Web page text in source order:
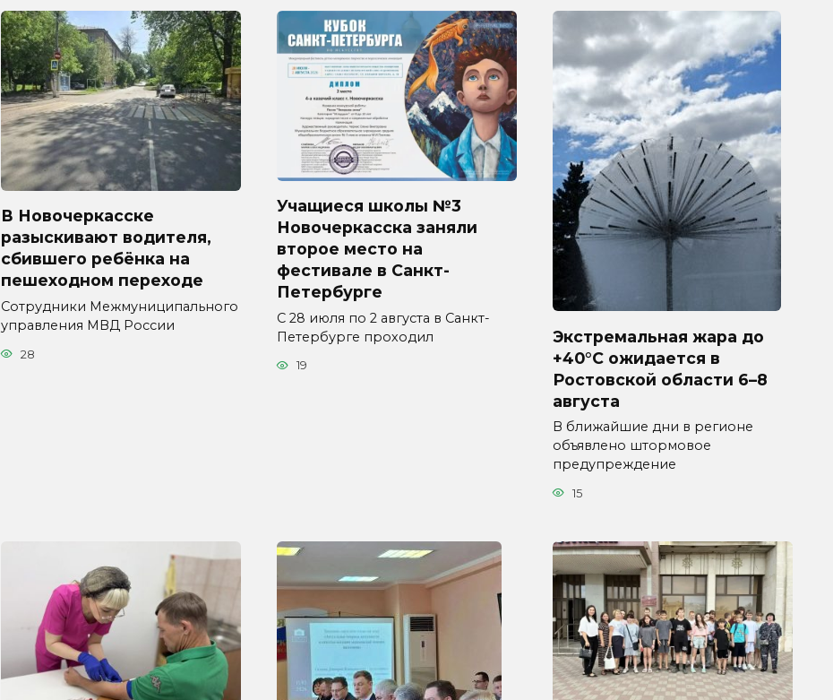
В Новочеркасске
разыскивают водителя,
сбившего ребёнка на
пешеходном переходе
Сотрудники Межмуниципального
управления МВД России
28
Учащиеся школы №3
Новочеркасска заняли
второе место на
фестивале в Санкт-
Петербурге
С 28 июля по 2 августа в Санкт-
Петербурге проходил
19
Экстремальная жара до
+40°C ожидается в
Ростовской области 6–8
августа
В ближайшие дни в регионе
объявлено штормовое
предупреждение
15